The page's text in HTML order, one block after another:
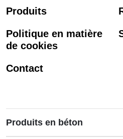
Produits
Politique en matière
de cookies
Contact
Produits en béton